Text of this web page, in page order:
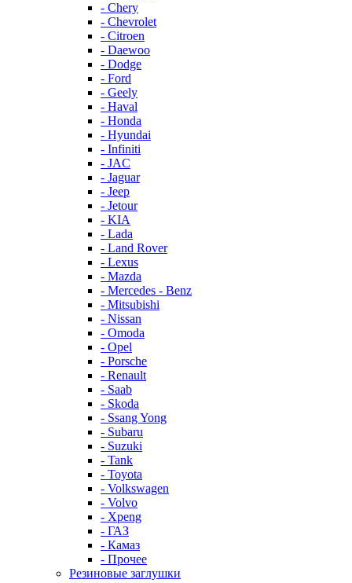
- Chery
- Chevrolet
- Citroen
- Daewoo
- Dodge
- Ford
- Geely
- Haval
- Honda
- Hyundai
- Infiniti
- JAC
- Jaguar
- Jeep
- Jetour
- KIA
- Lada
- Land Rover
- Lexus
- Mazda
- Mercedes - Benz
- Mitsubishi
- Nissan
- Omoda
- Opel
- Porsche
- Renault
- Saab
- Skoda
- Ssang Yong
- Subaru
- Suzuki
- Tank
- Toyota
- Volkswagen
- Volvo
- Xpeng
- ГАЗ
- Камаз
- Прочее
Резиновые заглушки